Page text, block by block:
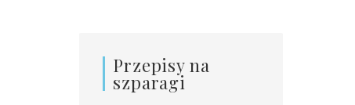
Przepisy na
szparagi